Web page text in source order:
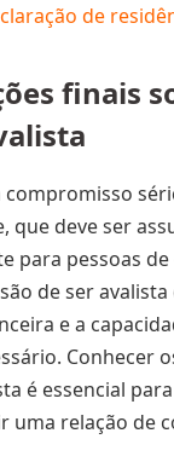
de
finais
compromisso
que deve ser
para pessoas
de ser
e a
Conhecer
é essencial
uma relação de